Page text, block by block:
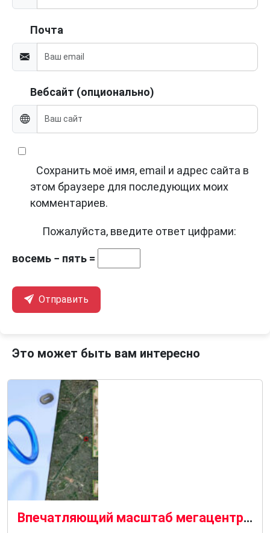
Почта
Вебсайт (опционально)
Сохранить моё имя, email и адрес сайта в
этом браузере для последующих моих
комментариев.
Пожалуйста, введите ответ цифрами:
восемь − пять =
Отправить
Это может быть вам интересно
Впечатляющий масштаб мегацентра метаданных на спутниковом снимке над Парижем